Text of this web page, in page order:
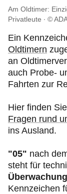
Am Oldtimer:
Privatleute
©
Ein
Oldtimern
an
auch Probe-
Fahrten zur
Hier finden Sie
Fragen rund
ins Ausland.
"05" nach
steht für
Kennzeichen